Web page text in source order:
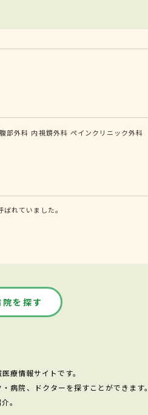
腹部外科 内視鏡外科 ペインクリニック外科
れていました。
を探す
療情報サイトです。
病院、ドクターを探すことができます。
。